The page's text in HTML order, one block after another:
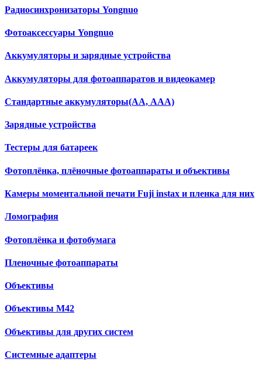
Радиосинхронизаторы Yongnuo
Фотоаксессуары Yongnuo
Аккумуляторы и зарядные устройства
Аккумуляторы для фотоаппаратов и видеокамер
Cтандартные аккумуляторы(АА, ААА)
Зарядные устройства
Тестеры для батареек
Фотоплёнка, плёночные фотоаппараты и объективы
Камеры моментальной печати Fuji instax и пленка для них
Ломография
Фотоплёнка и фотобумага
Пленочные фотоаппараты
Объективы
Объективы М42
Объективы для других систем
Cистемные адаптеры